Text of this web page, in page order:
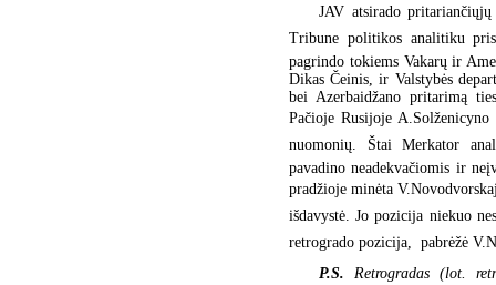
JAV atsirado pritariančiųjų
Tribune politikos analitiku
pagrindo tokiems Vakarų ir
Dikas Čeinis, ir Valstybės
bei Azerbaidžano pritarimą
Pačioje Rusijoje
nuomonių. Štai Merkator
pavadino neadekvačiomis ir
pradžioje minėta
išdavystė. Jo pozicija
retrogrado pozicija,  pabrėžė
P.S. Retrogradas (lot.